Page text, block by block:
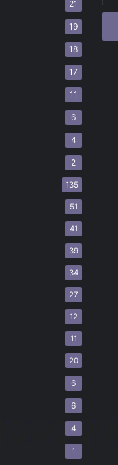
21
19
18
17
11
6
4
2
135
51
41
39
34
27
12
11
20
6
6
4
1